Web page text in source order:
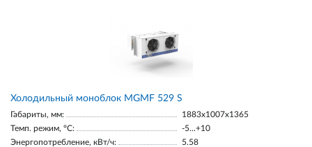
Холодильный моноблок MGМF 529 S
Габариты, мм:
1883х1007х1365
Темп. режим, °С:
-5...+10
Энергопотребление, кВт/ч:
5.58